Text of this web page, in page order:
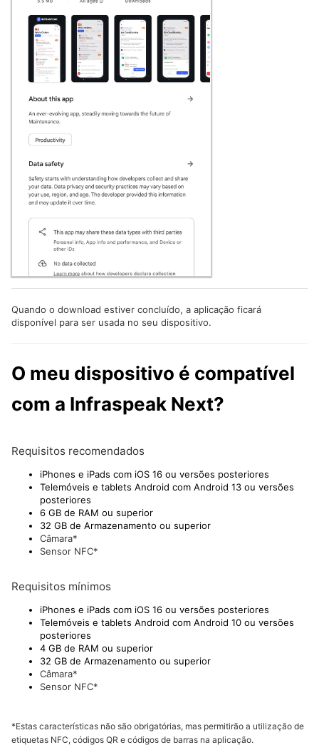
Quando o download estiver concluído, a aplicação ficará
disponível para ser usada no seu dispositivo.
O meu dispositivo é compatível
com a Infraspeak Next?
Requisitos recomendados
iPhones e iPads com iOS 16 ou versões posteriores
Telemóveis e tablets Android com Android 13 ou versões
posteriores
6 GB de RAM ou superior
32 GB de Armazenamento ou superior
Câmara*
Sensor NFC*
Requisitos mínimos
iPhones e iPads com iOS 16 ou versões posteriores
Telemóveis e tablets Android com Android 10 ou versões
posteriores
4 GB de RAM ou superior
32 GB de Armazenamento ou superior
Câmara*
Sensor NFC*
*Estas características não são obrigatórias, mas permitirão a utilização de
etiquetas NFC, códigos QR e códigos de barras na aplicação.